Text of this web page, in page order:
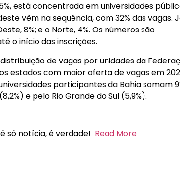
está concentrada em universidades
vêm na sequência, com 32% das vagas.
8%; e o Norte, 4%. Os números são
o início das inscrições.
de vagas por unidades da
estados com maior oferta de vagas em
universidades participantes da Bahia somam
e pelo Rio Grande do Sul (5,9%).
só notícia, é verdade! Read More